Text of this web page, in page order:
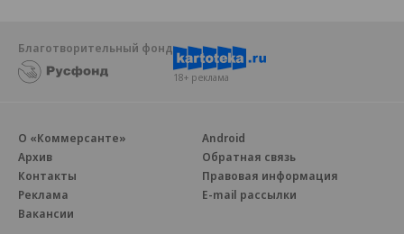
Благотворительный фонд
18+ реклама
О «Коммерсанте»
Архив
Контакты
Реклама
Вакансии
Android
Обратная связь
Правовая информация
E-mail рассылки